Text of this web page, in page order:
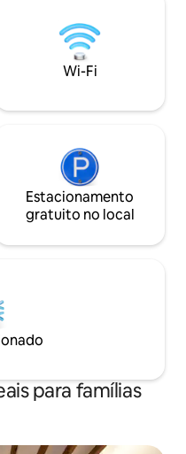
em
parking on the
Wi-Fi
Estacionamento
gratuito no local
para famílias